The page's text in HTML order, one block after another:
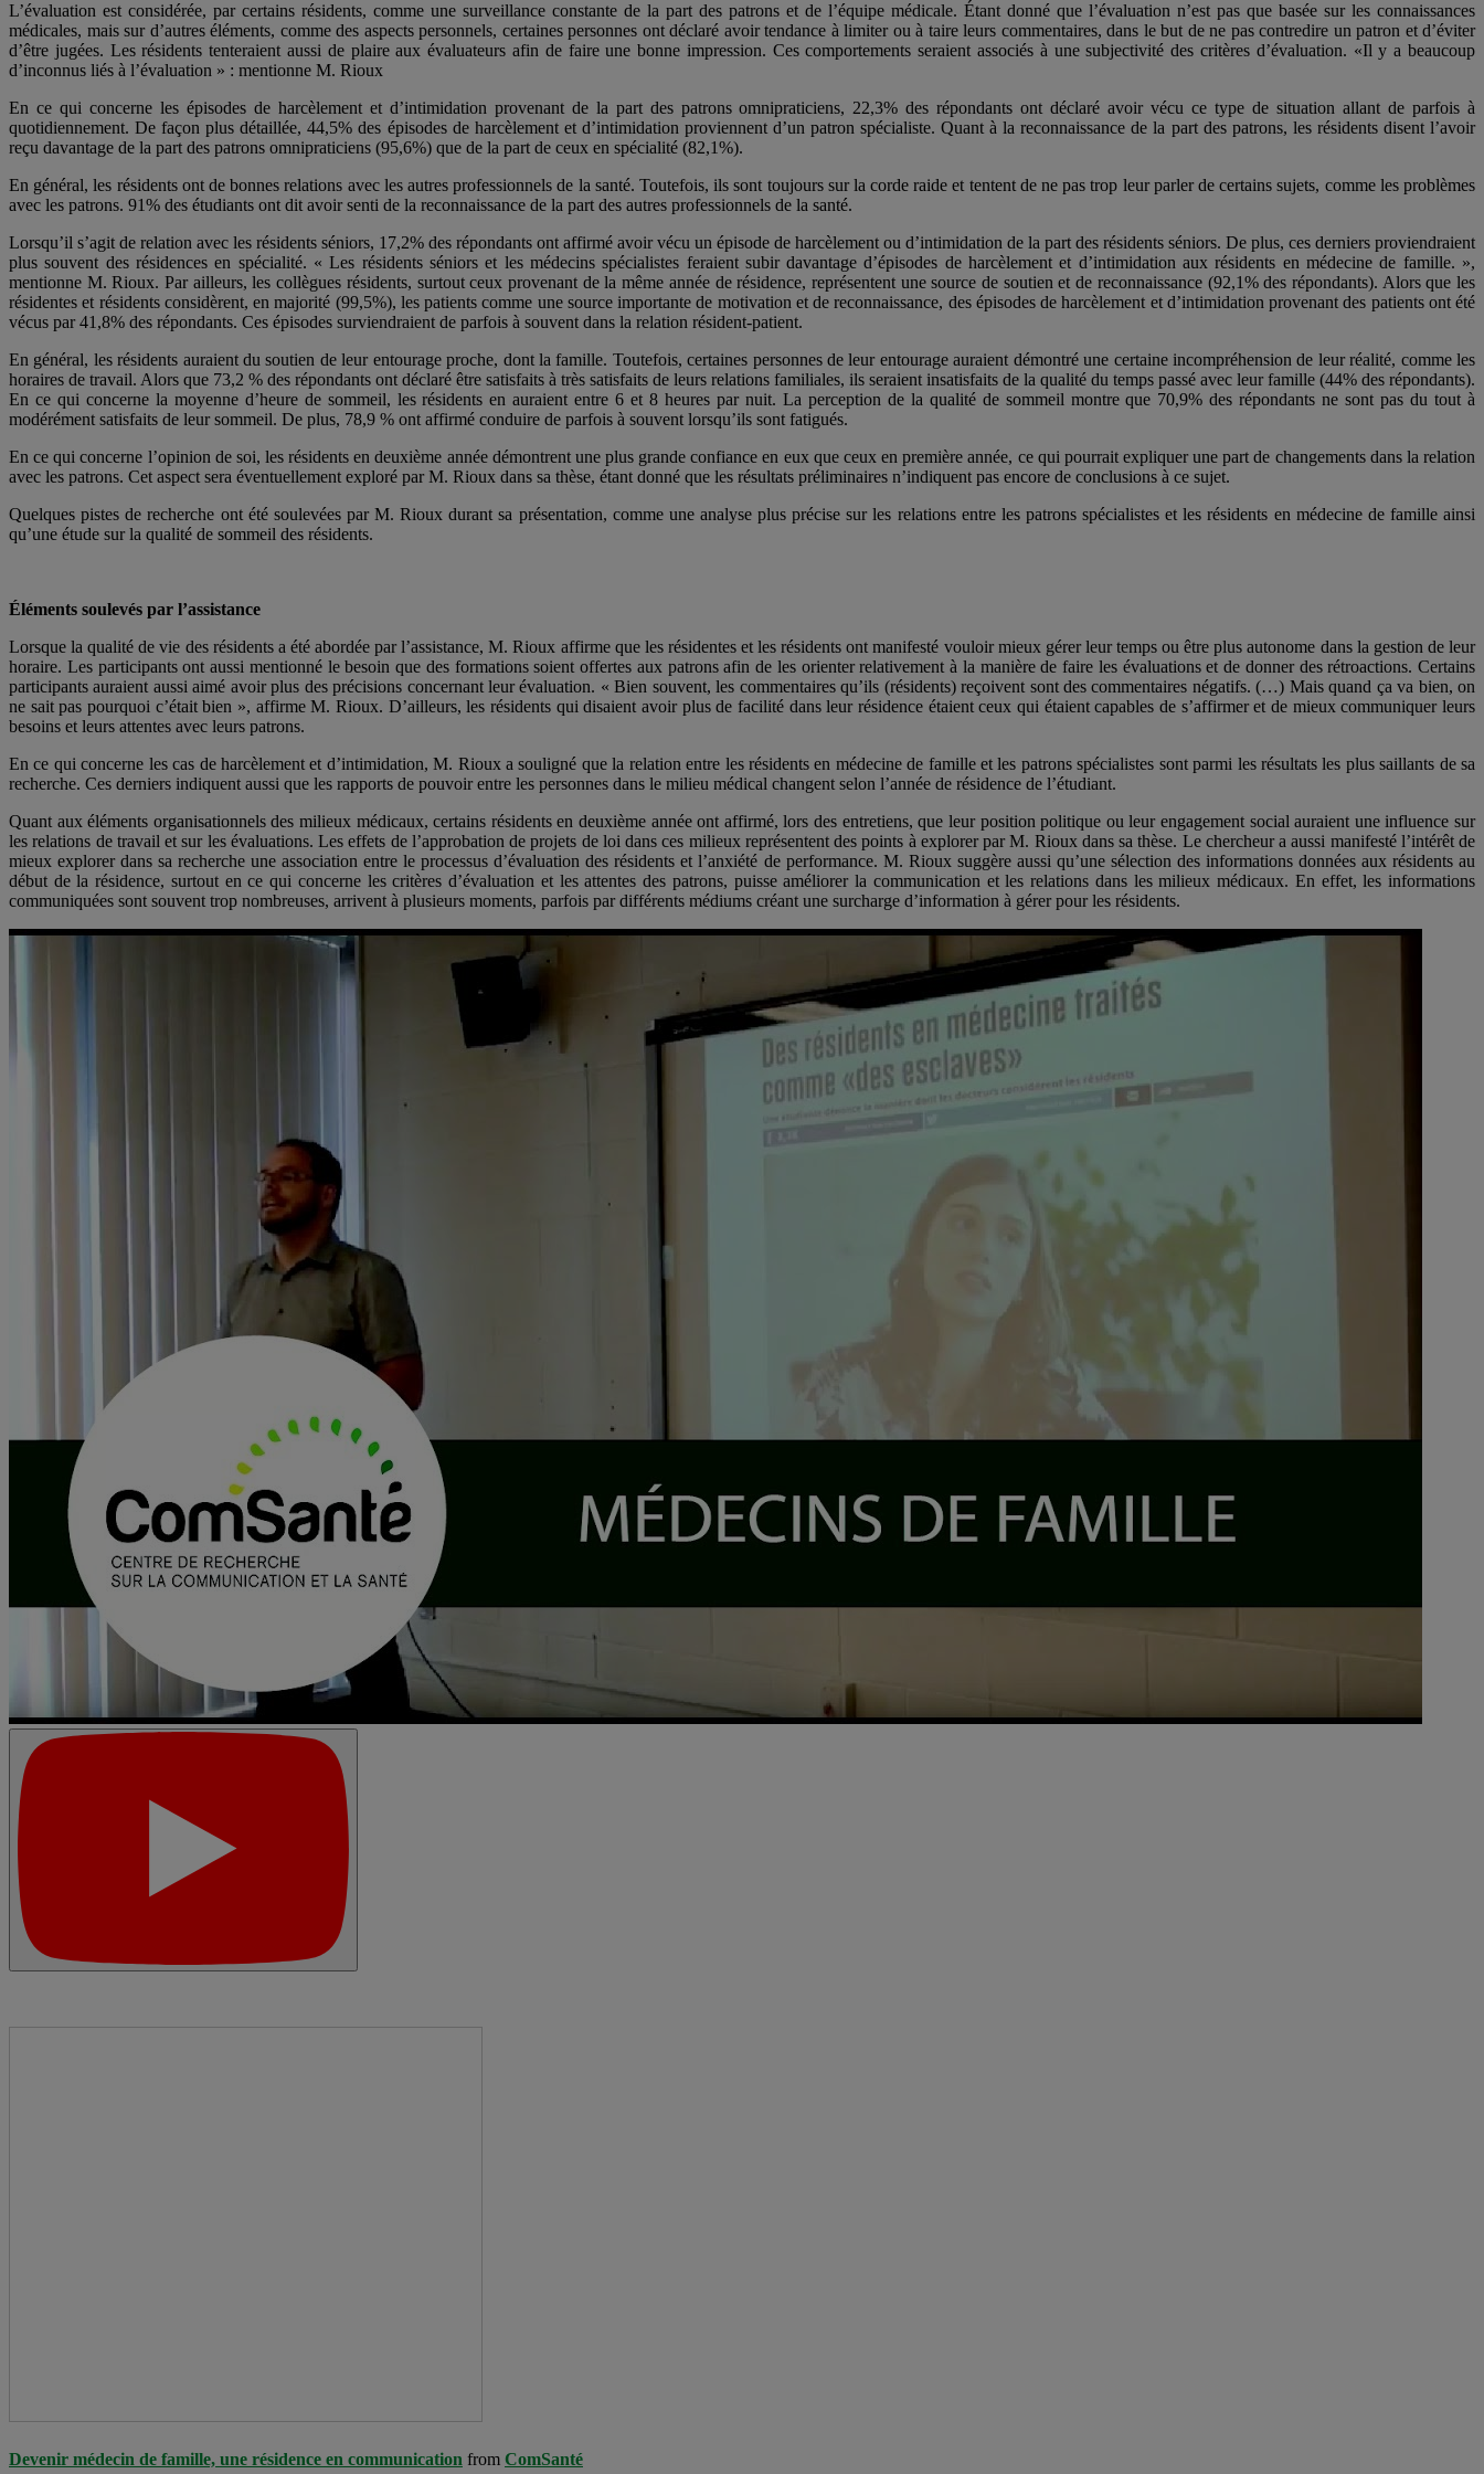
L’évaluation est considérée, par certains résidents, comme une surveillance constante de la part des patrons et de l’équipe médicale. Étant donné que l’évaluation n’est pas que basée sur les connaissances
médicales, mais sur d’autres éléments, comme des aspects personnels, certaines personnes ont déclaré avoir tendance à limiter ou à taire leurs commentaires, dans le but de ne pas contredire un patron et d’éviter
d’être jugées. Les résidents tenteraient aussi de plaire aux évaluateurs afin de faire une bonne impression. Ces comportements seraient associés à une subjectivité des critères d’évaluation. «Il y a beaucoup
d’inconnus liés à l’évaluation » : mentionne M. Rioux
En ce qui concerne les épisodes de harcèlement et d’intimidation provenant de la part des patrons omnipraticiens, 22,3% des répondants ont déclaré avoir vécu ce type de situation allant de parfois à
quotidiennement. De façon plus détaillée, 44,5% des épisodes de harcèlement et d’intimidation proviennent d’un patron spécialiste. Quant à la reconnaissance de la part des patrons, les résidents disent l’avoir
reçu davantage de la part des patrons omnipraticiens (95,6%) que de la part de ceux en spécialité (82,1%).
En général, les résidents ont de bonnes relations avec les autres professionnels de la santé. Toutefois, ils sont toujours sur la corde raide et tentent de ne pas trop leur parler de certains sujets, comme les problèmes
avec les patrons. 91% des étudiants ont dit avoir senti de la reconnaissance de la part des autres professionnels de la santé.
Lorsqu’il s’agit de relation avec les résidents séniors, 17,2% des répondants ont affirmé avoir vécu un épisode de harcèlement ou d’intimidation de la part des résidents séniors. De plus, ces derniers proviendraient
plus souvent des résidences en spécialité. « Les résidents séniors et les médecins spécialistes feraient subir davantage d’épisodes de harcèlement et d’intimidation aux résidents en médecine de famille. »,
mentionne M. Rioux. Par ailleurs, les collègues résidents, surtout ceux provenant de la même année de résidence, représentent une source de soutien et de reconnaissance (92,1% des répondants). Alors que les
résidentes et résidents considèrent, en majorité (99,5%), les patients comme une source importante de motivation et de reconnaissance, des épisodes de harcèlement et d’intimidation provenant des patients ont été
vécus par 41,8% des répondants. Ces épisodes surviendraient de parfois à souvent dans la relation résident-patient.
En général, les résidents auraient du soutien de leur entourage proche, dont la famille. Toutefois, certaines personnes de leur entourage auraient démontré une certaine incompréhension de leur réalité, comme les
horaires de travail. Alors que 73,2 % des répondants ont déclaré être satisfaits à très satisfaits de leurs relations familiales, ils seraient insatisfaits de la qualité du temps passé avec leur famille (44% des répondants).
En ce qui concerne la moyenne d’heure de sommeil, les résidents en auraient entre 6 et 8 heures par nuit. La perception de la qualité de sommeil montre que 70,9% des répondants ne sont pas du tout à
modérément satisfaits de leur sommeil. De plus, 78,9 % ont affirmé conduire de parfois à souvent lorsqu’ils sont fatigués.
En ce qui concerne l’opinion de soi, les résidents en deuxième année démontrent une plus grande confiance en eux que ceux en première année, ce qui pourrait expliquer une part de changements dans la relation
avec les patrons. Cet aspect sera éventuellement exploré par M. Rioux dans sa thèse, étant donné que les résultats préliminaires n’indiquent pas encore de conclusions à ce sujet.
Quelques pistes de recherche ont été soulevées par M. Rioux durant sa présentation, comme une analyse plus précise sur les relations entre les patrons spécialistes et les résidents en médecine de famille ainsi
qu’une étude sur la qualité de sommeil des résidents.
Éléments soulevés par l’assistance
Lorsque la qualité de vie des résidents a été abordée par l’assistance, M. Rioux affirme que les résidentes et les résidents ont manifesté vouloir mieux gérer leur temps ou être plus autonome dans la gestion de leur
horaire. Les participants ont aussi mentionné le besoin que des formations soient offertes aux patrons afin de les orienter relativement à la manière de faire les évaluations et de donner des rétroactions. Certains
participants auraient aussi aimé avoir plus des précisions concernant leur évaluation. « Bien souvent, les commentaires qu’ils (résidents) reçoivent sont des commentaires négatifs. (…) Mais quand ça va bien, on
ne sait pas pourquoi c’était bien », affirme M. Rioux. D’ailleurs, les résidents qui disaient avoir plus de facilité dans leur résidence étaient ceux qui étaient capables de s’affirmer et de mieux communiquer leurs
besoins et leurs attentes avec leurs patrons.
En ce qui concerne les cas de harcèlement et d’intimidation, M. Rioux a souligné que la relation entre les résidents en médecine de famille et les patrons spécialistes sont parmi les résultats les plus saillants de sa
recherche. Ces derniers indiquent aussi que les rapports de pouvoir entre les personnes dans le milieu médical changent selon l’année de résidence de l’étudiant.
Quant aux éléments organisationnels des milieux médicaux, certains résidents en deuxième année ont affirmé, lors des entretiens, que leur position politique ou leur engagement social auraient une influence sur
les relations de travail et sur les évaluations. Les effets de l’approbation de projets de loi dans ces milieux représentent des points à explorer par M. Rioux dans sa thèse. Le chercheur a aussi manifesté l’intérêt de
mieux explorer dans sa recherche une association entre le processus d’évaluation des résidents et l’anxiété de performance. M. Rioux suggère aussi qu’une sélection des informations données aux résidents au
début de la résidence, surtout en ce qui concerne les critères d’évaluation et les attentes des patrons, puisse améliorer la communication et les relations dans les milieux médicaux. En effet, les informations
communiquées sont souvent trop nombreuses, arrivent à plusieurs moments, parfois par différents médiums créant une surcharge d’information à gérer pour les résidents.
Devenir médecin de famille, une résidence en communication from ComSanté